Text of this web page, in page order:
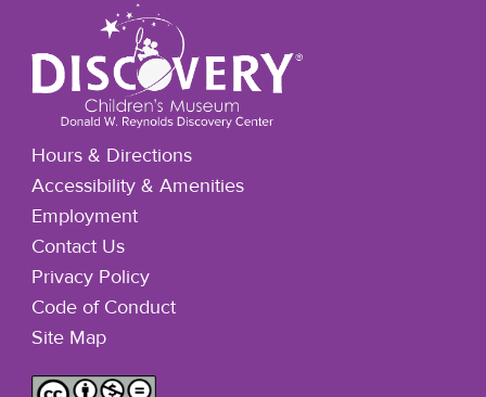
Hours & Directions
Accessibility & Amenities
Employment
Contact Us
Privacy Policy
Code of Conduct
Site Map